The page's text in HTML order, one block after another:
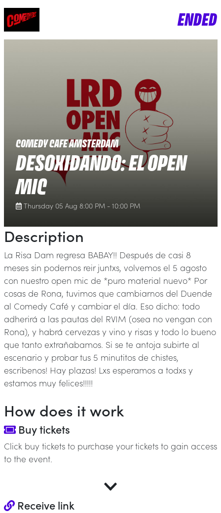
ENDED
COMEDY CAFE AMSTERDAM
DESOXIDANDO: EL OPEN
MIC
Thursday 05 Aug 8:00 PM - 10:00 PM
Description
La Risa Dam regresa BABAY!! Después de casi 8
meses sin podernos reir juntxs, volvemos el 5 agosto
con nuestro open mic de *puro material nuevo* Por
cosas de Rona, tuvimos que cambiarnos del Duende
al Comedy Café y cambiar el día. Eso dicho: todo
adherirá a las pautas del RVIM (osea no vengan con
Rona), y habrá cervezas y vino y risas y todo lo bueno
que tanto extrañabamos. Si se te antoja subirte al
escenario y probar tus 5 minutitos de chistes,
escribenos! Hay plazas! Lxs esperamos a todxs y
estamos muy felices!!!!!
How does it work
Buy tickets
Click buy tickets to purchase your tickets to gain access
to the event.
Receive link